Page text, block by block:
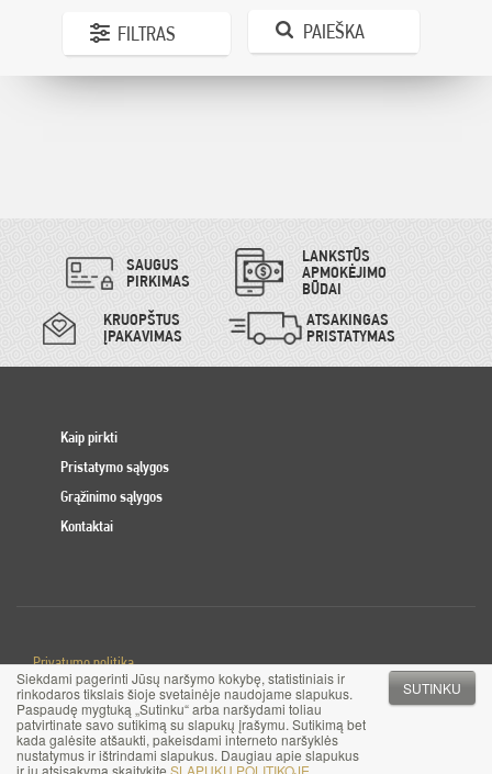
Siekdami pagerinti Jūsų naršymo kokybę, statistiniais ir
rinkodaros tikslais šioje svetainėje naudojame slapukus.
Paspaudę mygtuką „Sutinku“ arba naršydami toliau
patvirtinate savo sutikimą su slapukų įrašymu. Sutikimą bet
kada galėsite atšaukti, pakeisdami interneto naršyklės
nustatymus ir ištrindami slapukus. Daugiau apie slapukus
ir jų atsisakymą skaitykite SLAPUKŲ POLITIKOJE
SUTINKU
FILTRAS PAIEŠKA
SAUGUS
PIRKIMAS
LANKSTŪS
APMOKĖJIMO
BŪDAI
KRUOPŠTUS
ĮPAKAVIMAS
ATSAKINGAS
PRISTATYMAS
Kaip pirkti
Pristatymo sąlygos
Grąžinimo sąlygos
Kontaktai
Privatumo politika
Slapuku politika
© 2017 MB Pinigai.lt. Visos teisės saugomos